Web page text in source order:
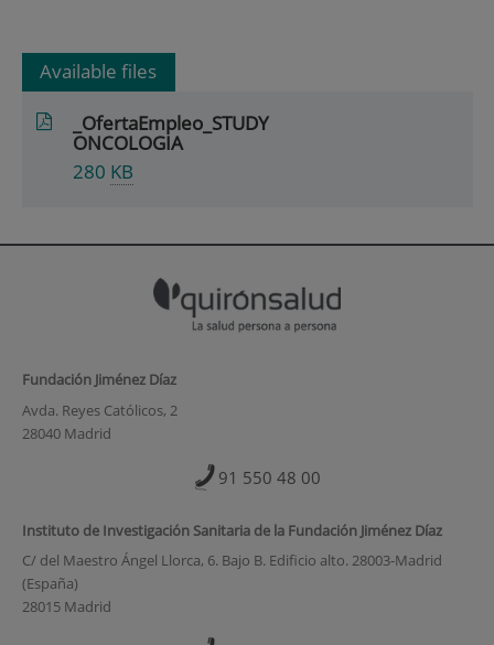
Available files
_OfertaEmpleo_STUDY
ONCOLOGIA
280 KB
Fundación Jiménez Díaz
Avda. Reyes Católicos, 2
28040 Madrid
91 550 48 00
Instituto de Investigación Sanitaria de la Fundación Jiménez Díaz
C/ del Maestro Ángel Llorca, 6. Bajo B. Edificio alto. 28003-Madrid
(España)
28015 Madrid